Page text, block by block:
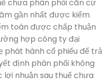
chưa phân phối căn cứ
gần nhất được kiểm
toán được chấp thuận
hợp công ty đại
phát hành cổ phiếu để trả
định phân phối không
nhuận sau thuế chưa